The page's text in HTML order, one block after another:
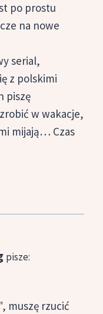
po prostu
na nowe
serial,
z polskimi
piszę
w wakacje,
mijają… Czas
pisze:
muszę rzucić